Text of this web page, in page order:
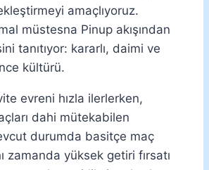
amaçlıyoruz.
müstesna Pinup akışından
tanıtıyor: kararlı, daimi ve
kültürü.
evreni hızla ilerlerken,
dahi mütekabilen
durumda basitçe maç
zamanda yüksek getiri fırsatı